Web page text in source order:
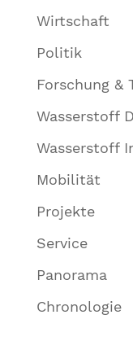
Wirtschaft
Politik
Forschung &
Wasserstoff
Wasserstoff
Mobilität
Projekte
Service
Panorama
Chronologie